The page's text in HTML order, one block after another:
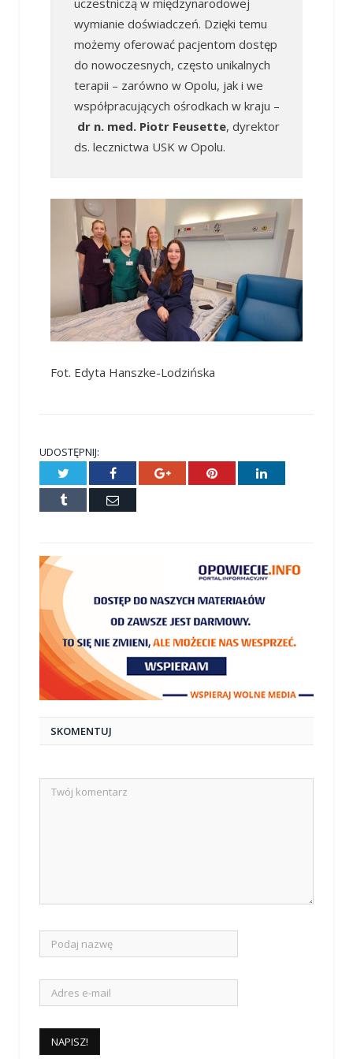
uczestniczą w międzynarodowej
wymianie doświadczeń. Dzięki temu
możemy oferować pacjentom dostęp
do nowoczesnych, często unikalnych
terapii – zarówno w Opolu, jak i we
współpracujących ośrodkach w kraju –
dr n. med. Piotr Feusette, dyrektor
ds. lecznictwa USK w Opolu.
Fot. Edyta Hanszke-Lodzińska
UDOSTĘPNIJ:
Twitter Facebook Google+ Pinterest LinkedIn
Tumblr
E-
SKOMENTUJ